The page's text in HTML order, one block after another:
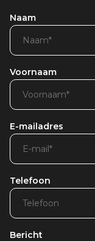
Naam
Voornaam
E-mailadres
Telefoon
Bericht